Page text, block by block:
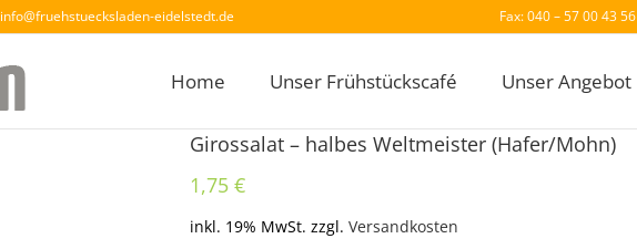
info@fruehstuecksladen-eidelstedt.de Fax: 040 – 57 00 43 56
Home Unser Frühstückscafé Unser Angebot
Girossalat – halbes Weltmeister (Hafer/Mohn)
1,75 €
inkl. 19% MwSt. zzgl. Versandkosten